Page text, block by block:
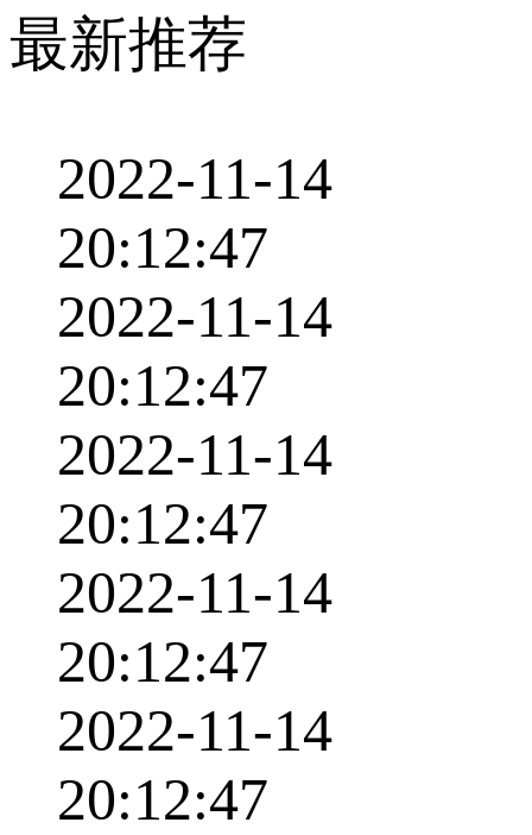
最新推荐
2022-11-14
20:12:47
2022-11-14
20:12:47
2022-11-14
20:12:47
2022-11-14
20:12:47
2022-11-14
20:12:47